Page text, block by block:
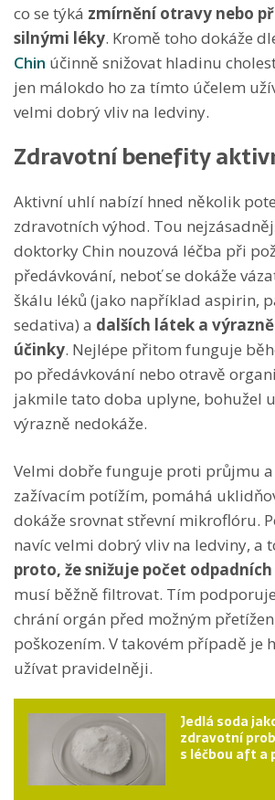
co se týká zmírnění otravy nebo
silnými léky. Kromě toho dokáže
Chin účinně snižovat hladinu
jen málokdo ho za tímto účelem
velmi dobrý vliv na ledviny.
Zdravotní benefity
Aktivní uhlí nabízí hned několik
zdravotních výhod. Tou
doktorky Chin nouzová léčba při
předávkování, neboť se dokáže
škálu léků (jako například aspirin,
sedativa) a dalších látek a
účinky. Nejlépe přitom funguje
po předávkování nebo otravě
jakmile tato doba uplyne, bohužel
výrazně nedokáže.
Velmi dobře funguje proti průjmu
zažívacím potížím, pomáhá
dokáže srovnat střevní mikroflóru.
navíc velmi dobrý vliv na ledviny, a
proto, že snižuje počet
musí běžně filtrovat. Tím
chrání orgán před možným
poškozením. V takovém případě je
užívat pravidelněji.
Jedlá soda
zdravotní
s léčbou aft a